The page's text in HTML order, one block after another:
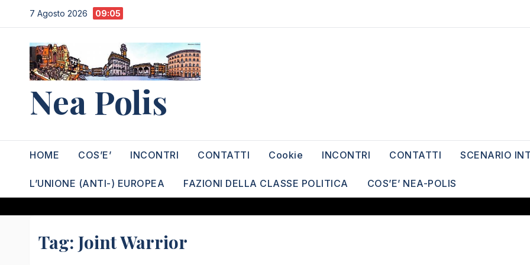
al
contenuto
7 Agosto 2026 09:05
Nea Polis
HOME COS’E’ INCONTRI CONTATTI Cookie INCONTRI CONTATTI SCENARIO
L’UNIONE (ANTI-) EUROPEA FAZIONI DELLA CLASSE POLITICA COS’E’ NEA-POLIS
Tag: Joint Warrior